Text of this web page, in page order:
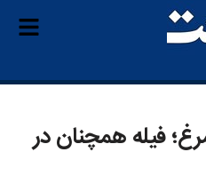
فیله همچنان در